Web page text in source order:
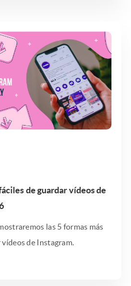
de guardar vídeos de
las 5 formas más
de Instagram.